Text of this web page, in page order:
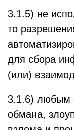
3.1.5) не
то
для сбора
(или)
3.1.6) любым
обмана,